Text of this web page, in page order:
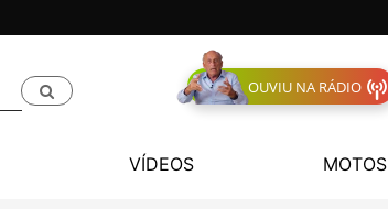
OUVIU NA RÁDIO
VÍDEOS MOTOS